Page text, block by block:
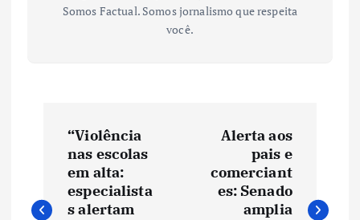
Somos Factual. Somos jornalismo que respeita
você.
v
“Violência
nas escolas
em alta:
especialista
s alertam
Alerta aos
pais e
comerciant
es: Senado
amplia